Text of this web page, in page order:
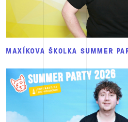
MAXÍKOVA ŠKOLKA SUMMER